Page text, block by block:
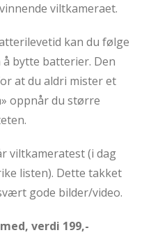
viltkameraet.
kan du følge
bytte batterier. Den
at du aldri mister et
oppnår du større
viltkameratest (i dag
listen). Dette takket
gode bilder/video.
verdi 199,-